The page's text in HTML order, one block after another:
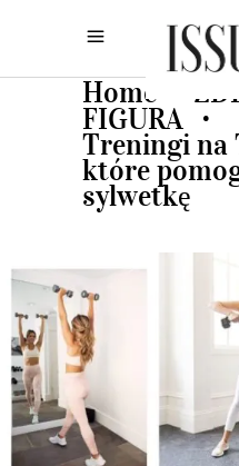
Home
FIGURA •
Treningi na
które
sylwetkę